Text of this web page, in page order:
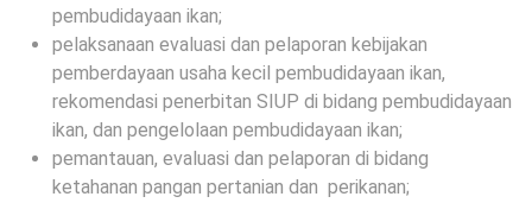
pembudidayaan ikan;
pelaksanaan evaluasi dan pelaporan kebijakan
pemberdayaan usaha kecil pembudidayaan ikan,
rekomendasi penerbitan SIUP di bidang pembudidayaan
ikan, dan pengelolaan pembudidayaan ikan;
pemantauan, evaluasi dan pelaporan di bidang
ketahanan pangan pertanian dan perikanan;